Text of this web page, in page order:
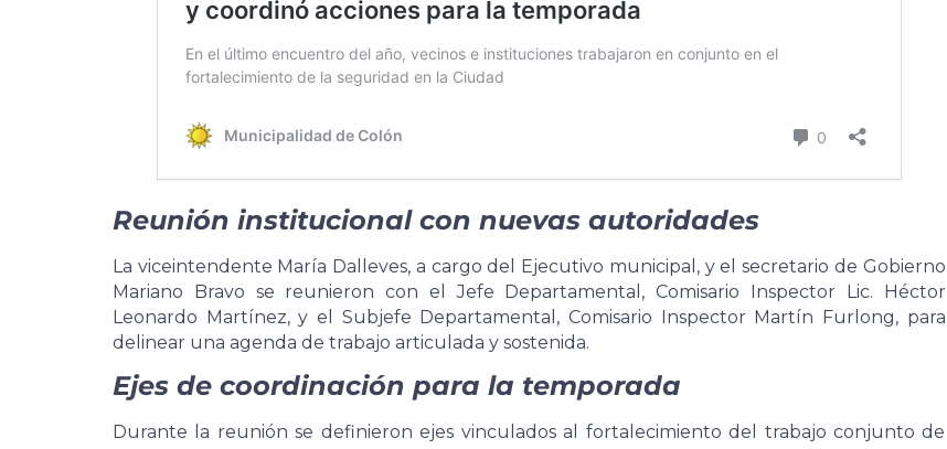
Reunión institucional con nuevas autoridades
La viceintendente María Dalleves, a cargo del Ejecutivo municipal, y el secretario de Gobierno
Mariano Bravo se reunieron con el Jefe Departamental, Comisario Inspector Lic. Héctor
Leonardo Martínez, y el Subjefe Departamental, Comisario Inspector Martín Furlong, para
delinear una agenda de trabajo articulada y sostenida.
Ejes de coordinación para la temporada
Durante la reunión se definieron ejes vinculados al fortalecimiento del trabajo conjunto de